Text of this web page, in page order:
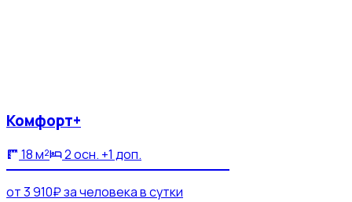
Комфорт+
18 м² 2 осн. +1 доп.
от 3 910₽ за человека в сутки